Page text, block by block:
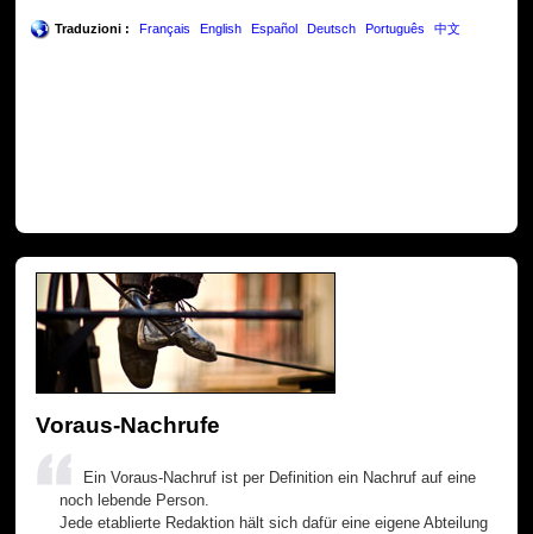
Traduzioni : Français English Español Deutsch Português 中文
Voraus-Nachrufe
Ein Voraus-Nachruf ist per Definition ein Nachruf auf eine
noch lebende Person.
Jede etablierte Redaktion hält sich dafür eine eigene Abteilung